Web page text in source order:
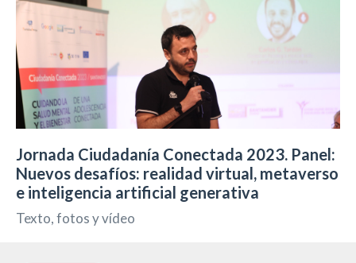
Jornada Ciudadanía Conectada 2023. Panel:
Nuevos desafíos: realidad virtual, metaverso
e inteligencia artificial generativa
Texto, fotos y vídeo